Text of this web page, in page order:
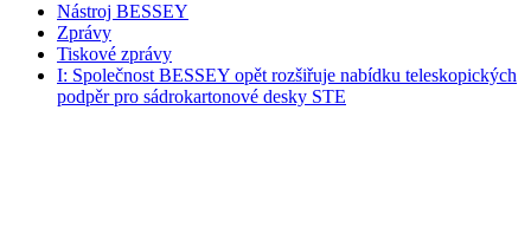
Nástroj BESSEY
Zprávy
Tiskové zprávy
I: Společnost BESSEY opět rozšiřuje nabídku teleskopických
podpěr pro sádrokartonové desky STE